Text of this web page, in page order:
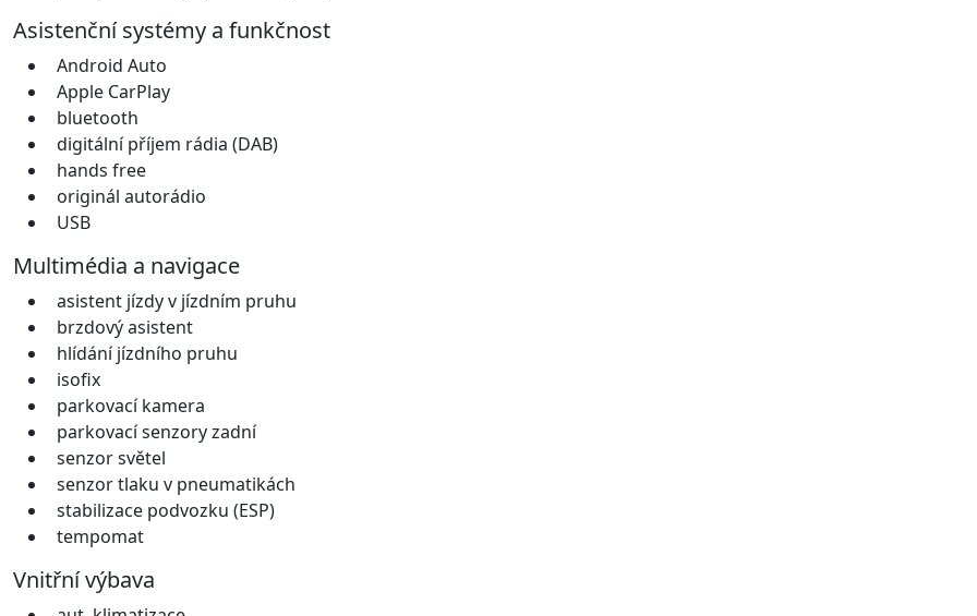
Asistenční systémy a funkčnost
Android Auto
Apple CarPlay
bluetooth
digitální příjem rádia (DAB)
hands free
originál autorádio
USB
Multimédia a navigace
asistent jízdy v jízdním pruhu
brzdový asistent
hlídání jízdního pruhu
isofix
parkovací kamera
parkovací senzory zadní
senzor světel
senzor tlaku v pneumatikách
stabilizace podvozku (ESP)
tempomat
Vnitřní výbava